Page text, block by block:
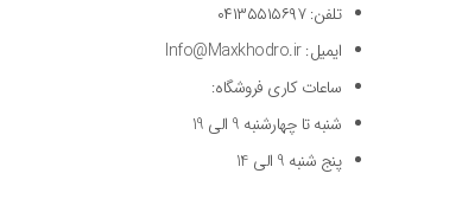
تلفن: ۰۴۱۳۵۵۱۵۶۹۷
ایمیل: Info@Maxkhodro.ir
ساعات کاری فروشگاه:
شنبه تا چهارشنبه 9 الی 19
پنج شنبه 9 الی 14